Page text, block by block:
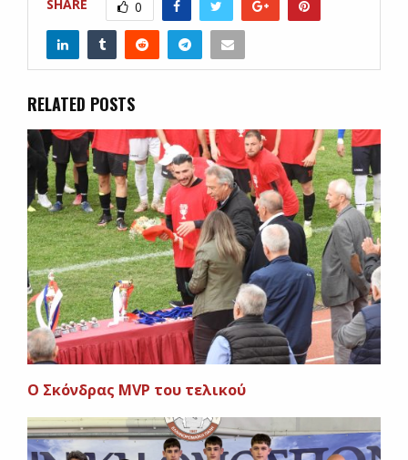
SHARE 0
RELATED POSTS
O Σκόνδρας MVP του τελικού